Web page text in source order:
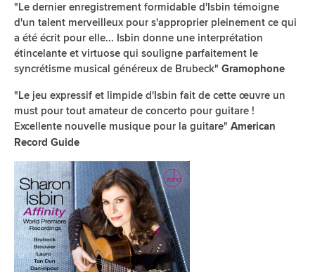
"Le dernier enregistrement formidable d'Isbin témoigne
d'un talent merveilleux pour s'approprier pleinement ce qui
a été écrit pour elle... Isbin donne une interprétation
étincelante et virtuose qui souligne parfaitement le
syncrétisme musical généreux de Brubeck" Gramophone
"Le jeu expressif et limpide d'Isbin fait de cette œuvre un
must pour tout amateur de concerto pour guitare !
Excellente nouvelle musique pour la guitare" American
Record Guide